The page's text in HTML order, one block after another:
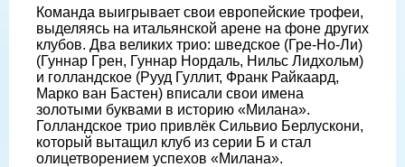
Команда выигрывает свои европейские трофеи,
выделяясь на итальянской арене на фоне других
клубов. Два великих трио: шведское (Гре-Но-Ли)
(Гуннар Грен, Гуннар Нордаль, Нильс Лидхольм)
и голландское (Рууд Гуллит, Франк Райкаард,
Марко ван Бастен) вписали свои имена
золотыми буквами в историю «Милана».
Голландское трио привлёк Сильвио Берлускони,
который вытащил клуб из серии Б и стал
олицетворением успехов «Милана».